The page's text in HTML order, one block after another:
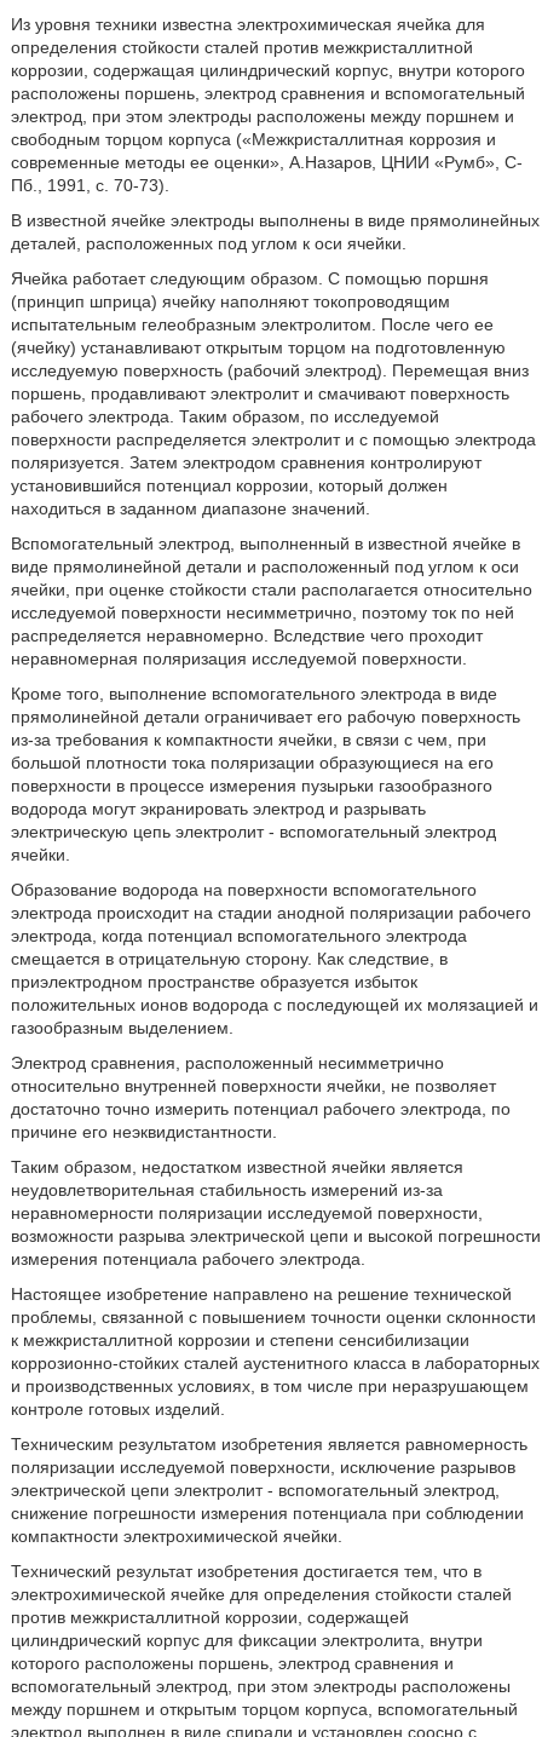
Из уровня техники известна электрохимическая ячейка для
определения стойкости сталей против межкристаллитной
коррозии, содержащая цилиндрический корпус, внутри которого
расположены поршень, электрод сравнения и вспомогательный
электрод, при этом электроды расположены между поршнем и
свободным торцом корпуса («Межкристаллитная коррозия и
современные методы ее оценки», А.Назаров, ЦНИИ «Румб», С-
Пб., 1991, с. 70-73).
В известной ячейке электроды выполнены в виде прямолинейных
деталей, расположенных под углом к оси ячейки.
Ячейка работает следующим образом. С помощью поршня
(принцип шприца) ячейку наполняют токопроводящим
испытательным гелеобразным электролитом. После чего ее
(ячейку) устанавливают открытым торцом на подготовленную
исследуемую поверхность (рабочий электрод). Перемещая вниз
поршень, продавливают электролит и смачивают поверхность
рабочего электрода. Таким образом, по исследуемой
поверхности распределяется электролит и с помощью электрода
поляризуется. Затем электродом сравнения контролируют
установившийся потенциал коррозии, который должен
находиться в заданном диапазоне значений.
Вспомогательный электрод, выполненный в известной ячейке в
виде прямолинейной детали и расположенный под углом к оси
ячейки, при оценке стойкости стали располагается относительно
исследуемой поверхности несимметрично, поэтому ток по ней
распределяется неравномерно. Вследствие чего проходит
неравномерная поляризация исследуемой поверхности.
Кроме того, выполнение вспомогательного электрода в виде
прямолинейной детали ограничивает его рабочую поверхность
из-за требования к компактности ячейки, в связи с чем, при
большой плотности тока поляризации образующиеся на его
поверхности в процессе измерения пузырьки газообразного
водорода могут экранировать электрод и разрывать
электрическую цепь электролит - вспомогательный электрод
ячейки.
Образование водорода на поверхности вспомогательного
электрода происходит на стадии анодной поляризации рабочего
электрода, когда потенциал вспомогательного электрода
смещается в отрицательную сторону. Как следствие, в
приэлектродном пространстве образуется избыток
положительных ионов водорода с последующей их молязацией и
газообразным выделением.
Электрод сравнения, расположенный несимметрично
относительно внутренней поверхности ячейки, не позволяет
достаточно точно измерить потенциал рабочего электрода, по
причине его неэквидистантности.
Таким образом, недостатком известной ячейки является
неудовлетворительная стабильность измерений из-за
неравномерности поляризации исследуемой поверхности,
возможности разрыва электрической цепи и высокой погрешности
измерения потенциала рабочего электрода.
Настоящее изобретение направлено на решение технической
проблемы, связанной с повышением точности оценки склонности
к межкристаллитной коррозии и степени сенсибилизации
коррозионно-стойких сталей аустенитного класса в лабораторных
и производственных условиях, в том числе при неразрушающем
контроле готовых изделий.
Техническим результатом изобретения является равномерность
поляризации исследуемой поверхности, исключение разрывов
электрической цепи электролит - вспомогательный электрод,
снижение погрешности измерения потенциала при соблюдении
компактности электрохимической ячейки.
Технический результат изобретения достигается тем, что в
электрохимической ячейке для определения стойкости сталей
против межкристаллитной коррозии, содержащей
цилиндрический корпус для фиксации электролита, внутри
которого расположены поршень, электрод сравнения и
вспомогательный электрод, при этом электроды расположены
между поршнем и открытым торцом корпуса, вспомогательный
электрод выполнен в виде спирали и установлен соосно с